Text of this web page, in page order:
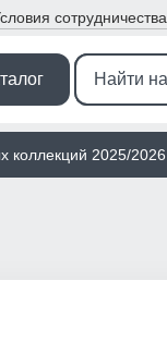
сотрудничества
коллекций 2025/2026